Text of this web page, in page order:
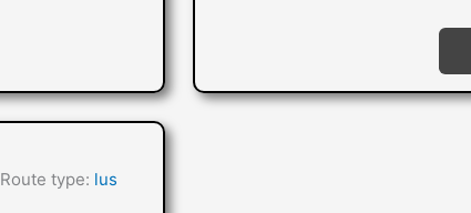
Route type: lus